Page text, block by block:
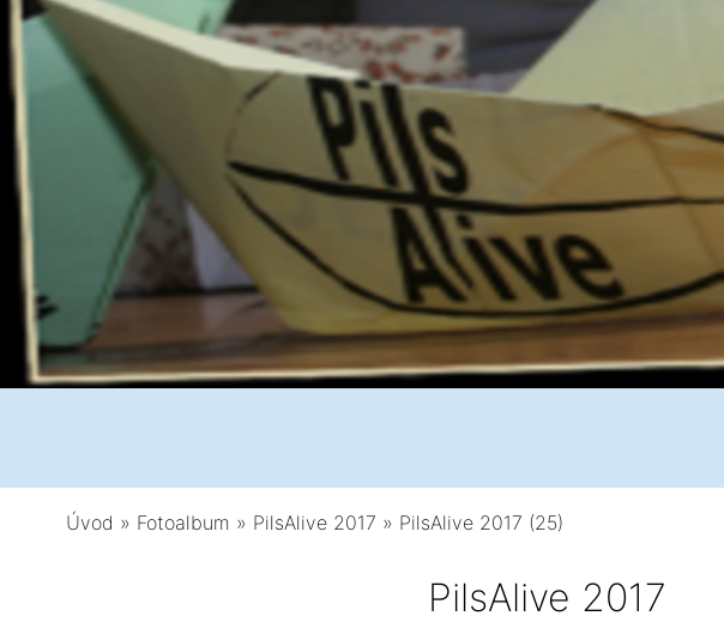
Úvod » Fotoalbum » PilsAlive 2017 » PilsAlive 2017 (25)
PilsAlive 2017